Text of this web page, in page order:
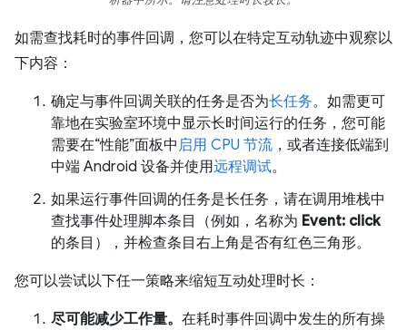
如需查找耗时的事件回调，您可以在特定互动轨迹中观察以
下内容：
确定与事件回调关联的任务是否为长任务。如需更可
靠地在实验室环境中显示长时间运行的任务，您可能
需要在“性能”面板中 启用 CPU 节流 ，或者连接低端到
中端 Android 设备并使用远程调试。
如果运行事件回调的任务是长任务，请在调用堆栈中
查找事件处理脚本条目（例如，名称为 Event: click
的条目），并检查条目右上角是否有红色三角形。
您可以尝试以下任一策略来缩短互动处理时长：
尽可能减少工作量。 在耗时事件回调中发生的所有操